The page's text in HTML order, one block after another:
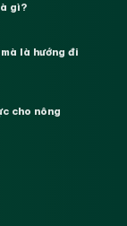
gì?
là hướng đi
cho nông